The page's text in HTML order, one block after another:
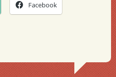
Facebook